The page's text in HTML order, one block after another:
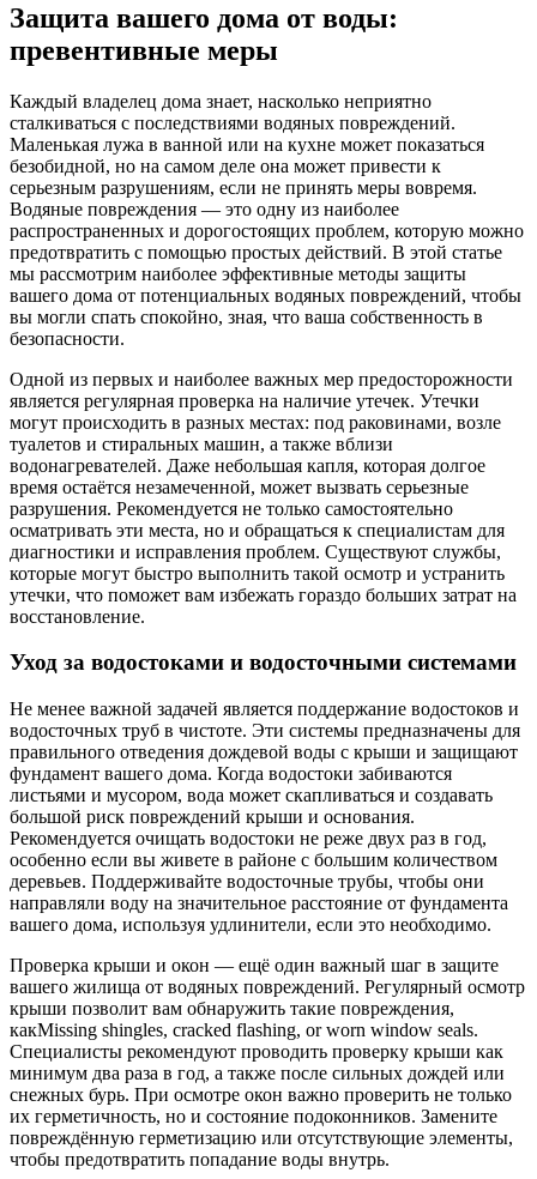
Защита вашего дома от воды:
превентивные меры
Каждый владелец дома знает, насколько неприятно
сталкиваться с последствиями водяных повреждений.
Маленькая лужа в ванной или на кухне может показаться
безобидной, но на самом деле она может привести к
серьезным разрушениям, если не принять меры вовремя.
Водяные повреждения — это одну из наиболее
распространенных и дорогостоящих проблем, которую можно
предотвратить с помощью простых действий. В этой статье
мы рассмотрим наиболее эффективные методы защиты
вашего дома от потенциальных водяных повреждений, чтобы
вы могли спать спокойно, зная, что ваша собственность в
безопасности.
Одной из первых и наиболее важных мер предосторожности
является регулярная проверка на наличие утечек. Утечки
могут происходить в разных местах: под раковинами, возле
туалетов и стиральных машин, а также вблизи
водонагревателей. Даже небольшая капля, которая долгое
время остаётся незамеченной, может вызвать серьезные
разрушения. Рекомендуется не только самостоятельно
осматривать эти места, но и обращаться к специалистам для
диагностики и исправления проблем. Существуют службы,
которые могут быстро выполнить такой осмотр и устранить
утечки, что поможет вам избежать гораздо больших затрат на
восстановление.
Уход за водостоками и водосточными системами
Не менее важной задачей является поддержание водостоков и
водосточных труб в чистоте. Эти системы предназначены для
правильного отведения дождевой воды с крыши и защищают
фундамент вашего дома. Когда водостоки забиваются
листьями и мусором, вода может скапливаться и создавать
большой риск повреждений крыши и основания.
Рекомендуется очищать водостоки не реже двух раз в год,
особенно если вы живете в районе с большим количеством
деревьев. Поддерживайте водосточные трубы, чтобы они
направляли воду на значительное расстояние от фундамента
вашего дома, используя удлинители, если это необходимо.
Проверка крыши и окон — ещё один важный шаг в защите
вашего жилища от водяных повреждений. Регулярный осмотр
крыши позволит вам обнаружить такие повреждения,
какMissing shingles, cracked flashing, or worn window seals.
Специалисты рекомендуют проводить проверку крыши как
минимум два раза в год, а также после сильных дождей или
снежных бурь. При осмотре окон важно проверить не только
их герметичность, но и состояние подоконников. Замените
повреждённую герметизацию или отсутствующие элементы,
чтобы предотвратить попадание воды внутрь.